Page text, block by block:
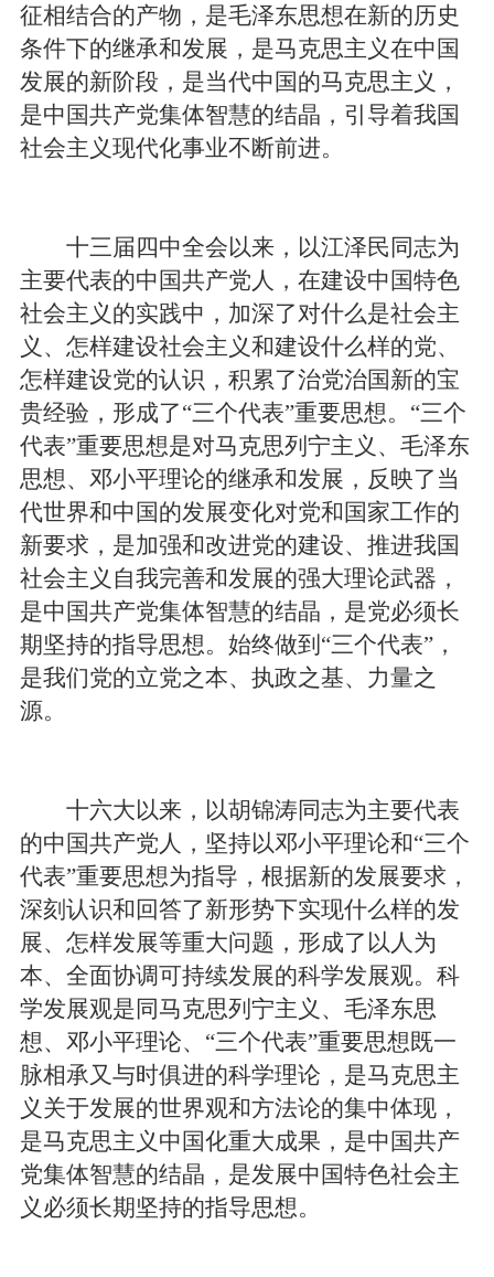
征相结合的产物，是毛泽东思想在新的历史
条件下的继承和发展，是马克思主义在中国
发展的新阶段，是当代中国的马克思主义，
是中国共产党集体智慧的结晶，引导着我国
社会主义现代化事业不断前进。
十三届四中全会以来，以江泽民同志为
主要代表的中国共产党人，在建设中国特色
社会主义的实践中，加深了对什么是社会主
义、怎样建设社会主义和建设什么样的党、
怎样建设党的认识，积累了治党治国新的宝
贵经验，形成了“三个代表”重要思想。“三个
代表”重要思想是对马克思列宁主义、毛泽东
思想、邓小平理论的继承和发展，反映了当
代世界和中国的发展变化对党和国家工作的
新要求，是加强和改进党的建设、推进我国
社会主义自我完善和发展的强大理论武器，
是中国共产党集体智慧的结晶，是党必须长
期坚持的指导思想。始终做到“三个代表”，
是我们党的立党之本、执政之基、力量之
源。
十六大以来，以胡锦涛同志为主要代表
的中国共产党人，坚持以邓小平理论和“三个
代表”重要思想为指导，根据新的发展要求，
深刻认识和回答了新形势下实现什么样的发
展、怎样发展等重大问题，形成了以人为
本、全面协调可持续发展的科学发展观。科
学发展观是同马克思列宁主义、毛泽东思
想、邓小平理论、“三个代表”重要思想既一
脉相承又与时俱进的科学理论，是马克思主
义关于发展的世界观和方法论的集中体现，
是马克思主义中国化重大成果，是中国共产
党集体智慧的结晶，是发展中国特色社会主
义必须长期坚持的指导思想。